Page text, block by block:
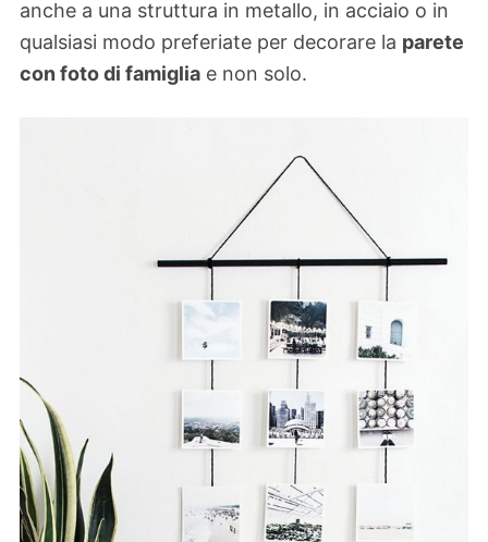
anche a una struttura in metallo, in acciaio o in
qualsiasi modo preferiate per decorare la parete
con foto di famiglia e non solo.